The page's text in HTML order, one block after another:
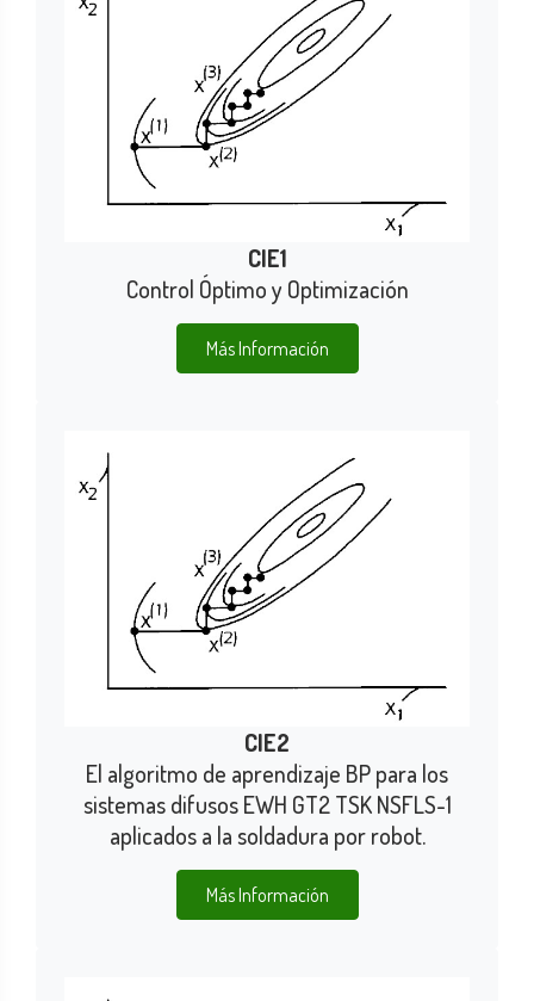
CIE1
Control Óptimo y Optimización
Más Información
CIE2
El algoritmo de aprendizaje BP para los
sistemas difusos EWH GT2 TSK NSFLS-1
aplicados a la soldadura por robot.
Más Información